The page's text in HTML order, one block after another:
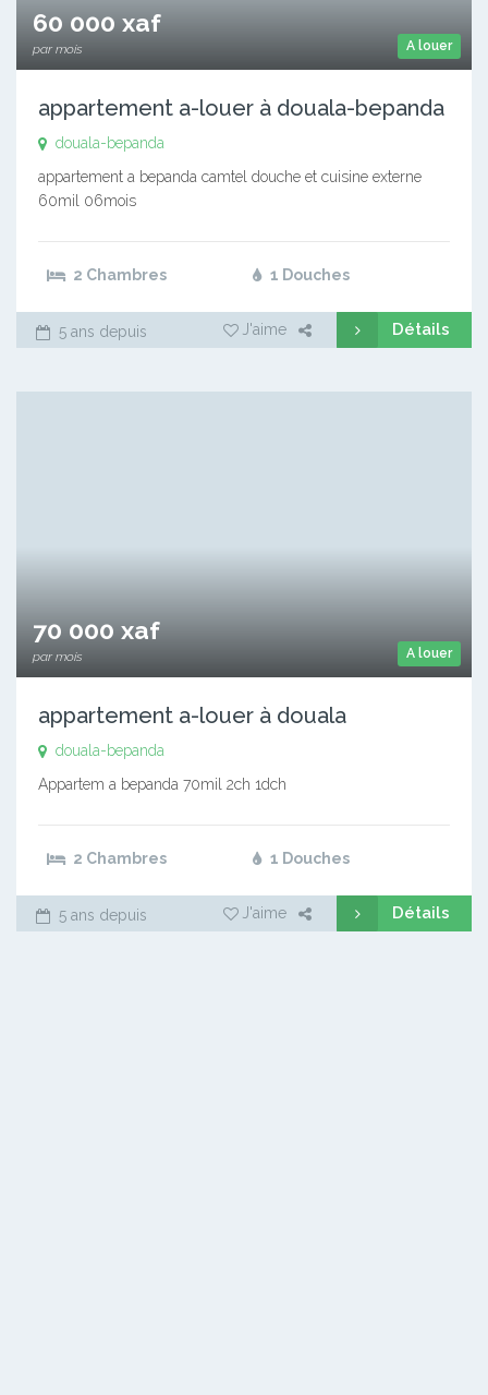
A louer
60 000 xaf
par mois
appartement a-louer à douala-bepanda
douala-bepanda
appartement a bepanda camtel douche et cuisine externe
60mil 06mois
2 Chambres 1 Douches
5 ans depuis J'aime Détails
A louer
70 000 xaf
par mois
appartement a-louer à douala
douala-bepanda
Appartem a bepanda 70mil 2ch 1dch
2 Chambres 1 Douches
5 ans depuis J'aime Détails